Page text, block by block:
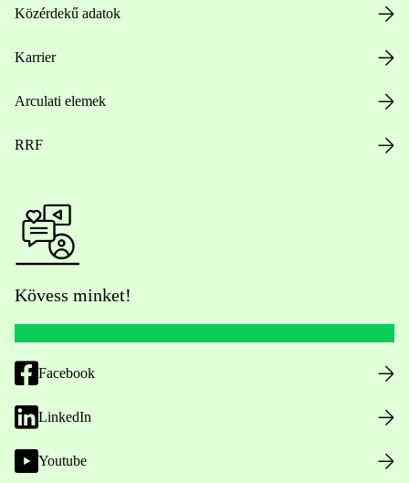
Közérdekű adatok
Karrier
Arculati elemek
RRF
Kövess minket!
Facebook
LinkedIn
Youtube